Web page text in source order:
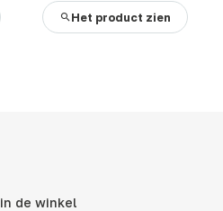
Het product zien
in de winkel